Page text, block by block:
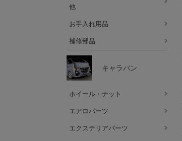
他
お手入れ用品
補修部品
キャラバン
ホイール・ナット
エアロパーツ
エクステリアパーツ